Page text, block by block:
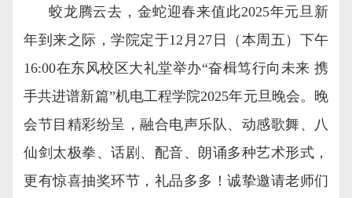
蛟龙腾云去，金蛇迎春来值此2025年元旦新
年到来之际，学院定于12月27日（本周五）下午
16:00在东风校区大礼堂举办“奋楫笃行向未来 携
手共进谱新篇”机电工程学院2025年元旦晚会。晚
会节目精彩纷呈，融合电声乐队、动感歌舞、八
仙剑太极拳、话剧、配音、朗诵多种艺术形式，
更有惊喜抽奖环节，礼品多多！诚挚邀请老师们